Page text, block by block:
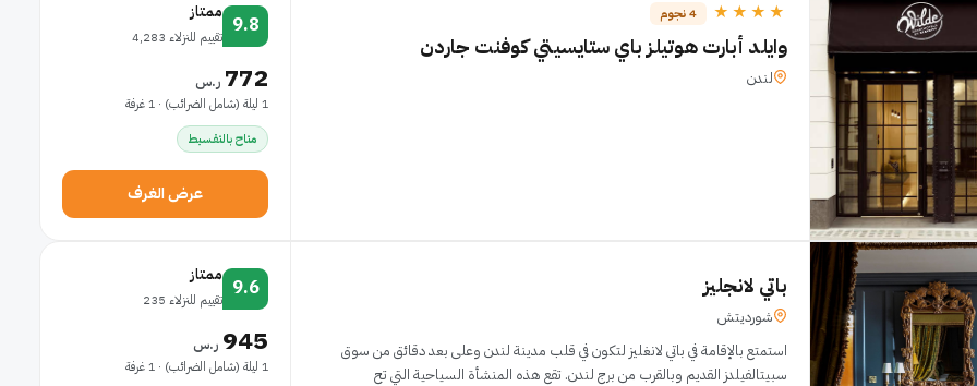
★★★★ 4 نجوم
وايلد أبارت هوتيلز باي ستايسيتي كوفنت جاردن
لندن
9.8
ممتاز
تقييم للنزلاء 4,283
772 ر.س
1 ليلة (شامل الضرائب) · 1 غرفة
متاح بالتقسيط
عرض الغرف
باتي لانجليز
شورديتش
استمتع بالإقامة في باتي لانغليز لتكون في قلب مدينة لندن وعلى بعد دقائق من سوق
سبيتالفيلدز القديم وبالقرب من برج لندن. تقع هذه المنشأة السياحية التي تح
9.6
ممتاز
تقييم للنزلاء 235
945 ر.س
1 ليلة (شامل الضرائب) · 1 غرفة